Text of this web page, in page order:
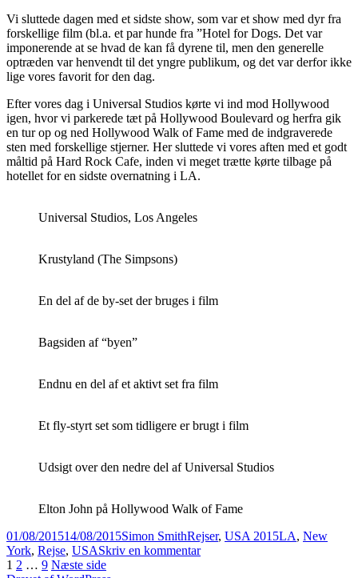
Vi sluttede dagen med et sidste show, som var et show med dyr fra
forskellige film (bl.a. et par hunde fra ”Hotel for Dogs. Det var
imponerende at se hvad de kan få dyrene til, men den generelle
optræden var henvendt til det yngre publikum, og det var derfor ikke
lige vores favorit for den dag.
Efter vores dag i Universal Studios kørte vi ind mod Hollywood
igen, hvor vi parkerede tæt på Hollywood Boulevard og herfra gik
en tur op og ned Hollywood Walk of Fame med de indgraverede
sten med forskellige stjerner. Her sluttede vi vores aften med et godt
måltid på Hard Rock Cafe, inden vi meget trætte kørte tilbage på
hotellet for en sidste overnatning i LA.
Universal Studios, Los Angeles
Krustyland (The Simpsons)
En del af de by-set der bruges i film
Bagsiden af “byen”
Endnu en del af et aktivt set fra film
Et fly-styrt set som tidligere er brugt i film
Udsigt over den nedre del af Universal Studios
Elton John på Hollywood Walk of Fame
Udgivet
i
01/08/201514/08/2015Forfatter
Simon SmithKategorier
Rejser, USA 2015Tags
LA, New
York, Rejse, USASkriv en kommentartil
Indlægsinddeling
Side
1 Side
2 … Side
9 Næste side